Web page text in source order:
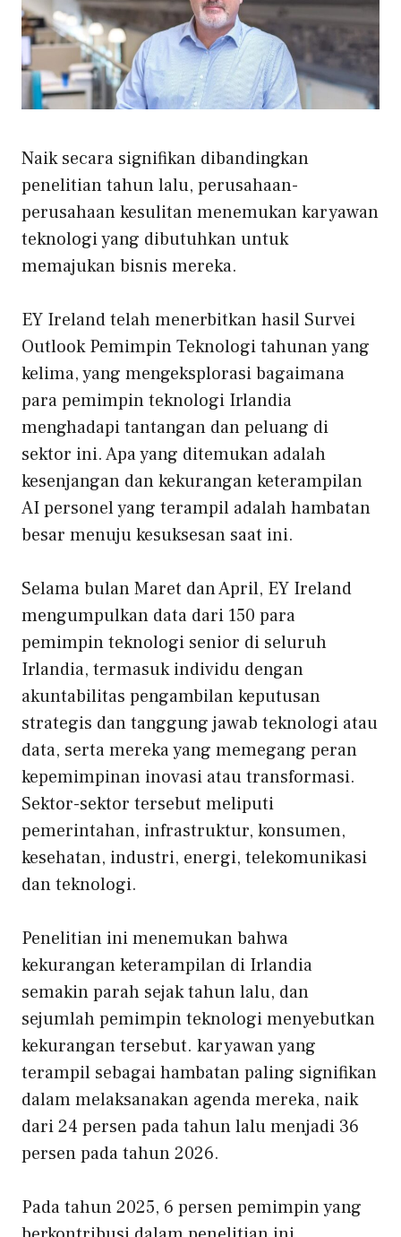
Naik secara signifikan dibandingkan
penelitian tahun lalu, perusahaan-
perusahaan kesulitan menemukan karyawan
teknologi yang dibutuhkan untuk
memajukan bisnis mereka.
EY Ireland telah menerbitkan hasil Survei
Outlook Pemimpin Teknologi tahunan yang
kelima, yang mengeksplorasi bagaimana
para pemimpin teknologi Irlandia
menghadapi tantangan dan peluang di
sektor ini. Apa yang ditemukan adalah
kesenjangan dan kekurangan keterampilan
AIpersonel yang terampil adalahhambatan
besar menuju kesuksesan saat ini.
Selama bulan Maret dan April, EY Ireland
mengumpulkan data dari 150 para
pemimpin teknologi senior di seluruh
Irlandia, termasuk individu dengan
akuntabilitas pengambilan keputusan
strategis dan tanggung jawab teknologi atau
data, serta mereka yang memegang peran
kepemimpinan inovasi atau transformasi.
Sektor-sektor tersebut meliputi
pemerintahan, infrastruktur, konsumen,
kesehatan, industri, energi, telekomunikasi
dan teknologi.
Penelitian ini menemukan bahwa
kekurangan keterampilan di Irlandia
semakin parah sejak tahun lalu, dan
sejumlah pemimpin teknologi menyebutkan
kekurangan tersebut. karyawan yang
terampil sebagai hambatan paling signifikan
dalam melaksanakan agenda mereka, naik
dari 24 persen pada tahun lalu menjadi 36
persen pada tahun 2026.
Pada tahun 2025, 6 persen pemimpin yang